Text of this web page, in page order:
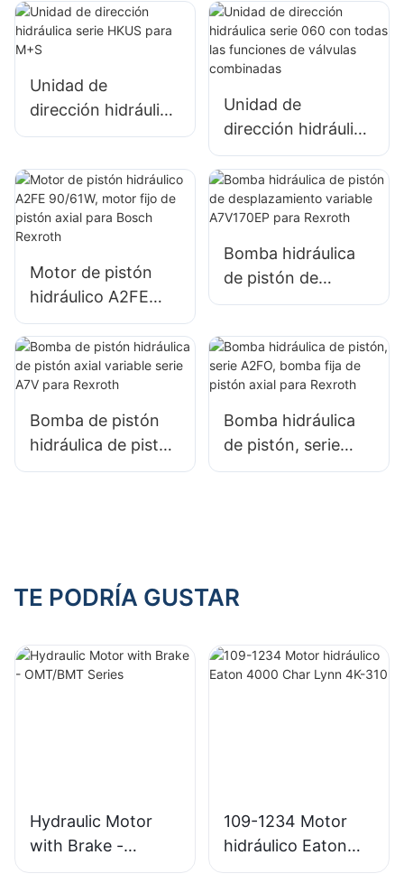
para tractor
orificio LS para
Danfoss
Unidad de
dirección hidráulica
serie HKUS para
Unidad de
dirección hidráulica
serie 060 con
todas las funciones
de válvulas
combinadas
Motor de pistón
hidráulico A2FE
90/61W, motor fijo
de pistón axial para
Bosch Rexroth
Bomba hidráulica
de pistón de
desplazamiento
para Rexroth
Bomba de pistón
hidráulica de pistón
axial variable serie
Bomba hidráulica
de pistón, serie
A2FO, bomba fija
TE PODRÍA GUSTAR
Hydraulic Motor
with Brake -
OMT/BMT Series
109-1234 Motor
hidráulico Eaton
4000 Char Lynn